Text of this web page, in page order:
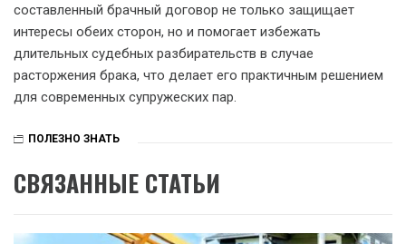
составленный брачный договор не только защищает
интересы обеих сторон, но и помогает избежать
длительных судебных разбирательств в случае
расторжения брака, что делает его практичным решением
для современных супружеских пар.
ПОЛЕЗНО ЗНАТЬ
СВЯЗАННЫЕ СТАТЬИ